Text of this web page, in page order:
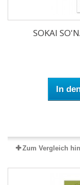
SOKAI
In
Zum Vergleich